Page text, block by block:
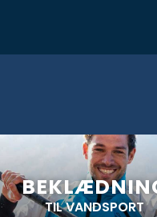
TIL VANDSPORT